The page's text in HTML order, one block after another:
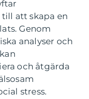
att skapa en
Genom
analyser och
och åtgärda
stress.